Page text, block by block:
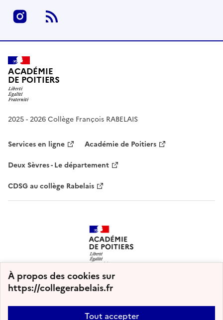
À propos des cookies sur
https://collegerabelais.fr
Tout accepter
Instagram
ACADÉMIE
DE POITIERS
2025 - 2026 Collège François RABELAIS
Services en ligne
Académie de Poitiers
Deux Sèvres - Le département
CDSG au collège Rabelais